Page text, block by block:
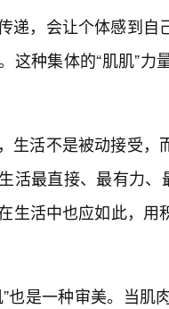
递，会让个体感到自
这种集体的“肌肌”
生活不是被动接受
活最直接、最有力
生活中也应如此，
”也是一种审美。当